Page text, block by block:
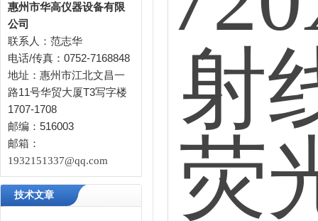
惠州市华高仪器设备有限
公司
联系人：范志华
电话/传真：0752-7168848
地址：惠州市江北文昌一
路11号华贸大厦T3写字楼
1707-1708
邮编：516003
邮箱：
1932151337@qq.com
技术文章